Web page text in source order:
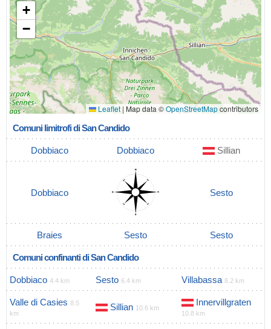
+
−
Leaflet | Map data ©OpenStreetMapcontributors
Comuni limitrofi di San Candido
Dobbiaco Dobbiaco Sillian
Dobbiaco Sesto
Braies Sesto Sesto
Comuni confinanti di San Candido
Dobbiaco 4.4 km Sesto 6.4 km Villabassa 8.2 km
Valle di Casies 8.5
km
Sillian 10.6 km
Innervillgraten
10.8 km